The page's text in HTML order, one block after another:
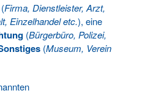
(Firma, Dienstleister, Arzt,
Einzelhandel etc.), eine
(Bürgerbüro, Polizei,
(Museum, Verein